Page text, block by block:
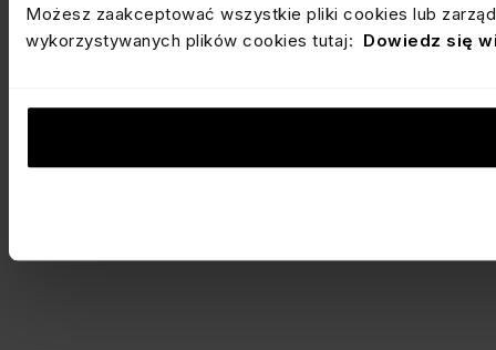
Możesz zaakceptować wszystkie pliki cookies lub
wykorzystywanych plików cookies tutaj: Dowiedz się